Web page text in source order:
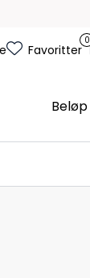
0
Favoritter
Beløp